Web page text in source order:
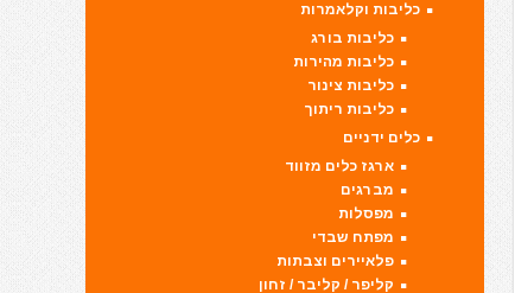
כליבות וקלאמרות
כליבות בורג
כליבות מהירות
כליבות צינור
כליבות ריתוך
כלים ידניים
ארגז כלים מזווד
מברגים
מפסלות
מפתח שבדי
פלאיירים וצבתות
קליפר / קליבר / זחון